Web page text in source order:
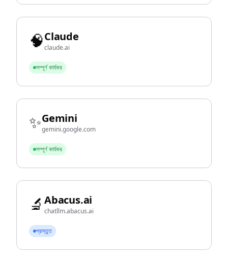
🧠Claude
claude.ai
সম্পূর্ণ কার্যকর
✨Gemini
gemini.google.com
সম্পূর্ণ কার্যকর
🔬 Abacus.ai
chatllm.abacus.ai
প্রস্তুত